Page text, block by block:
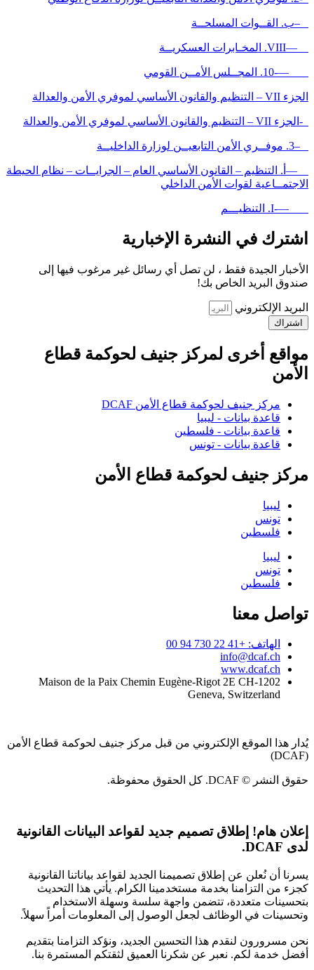
–ب. القــوات المسلحــة
—VIII. المخـابرات العسكريــة
—-10. المجــلس الأمــن القومي
الجزء VII – التنظيم والقانون الأساسي لموفري الأمن والعدالة
-الجزء VII – التنظيم والقانون الأساسي لموفري الأمن والعدالة
–3. موفــري الأمن التابعيــن لوزارة الداخليــة
—أ. التنظيم – القانون الأساسي العام – الجرايــات – نظام الحيطة
الاجتمــاعية لقوات الأمن الداخلي
—-I. التنظيـــم
اشترك في النشرة الإخبارية
الأخبار الجيدة فقط ، لن تصل أي رسائل غير مرغوب فيها إلى
صندوق البريد الخاص بك!
البريد الإلكتروني
اشتراك
مواقع أخرى لمركز جنيف لحوكمة قطاع
الأمن
مركز جنيف لحوكمة قطاع الأمن DCAF
قاعدة بيانات - ليبيا
قاعدة بيانات - فلسطين
قاعدة بيانات - تونس
مركز جنيف لحوكمة قطاع الأمن
ليبيا
تونس
فلسطين
ليبيا
تونس
فلسطين
تواصل معنا
الهاتف: +41 22 730 94 00
info@dcaf.ch
www.dcaf.ch
Maison de la Paix Chemin Eugène-Rigot 2E CH-1202
Geneva, Switzerland
يُدار هذا الموقع الإلكتروني من قبل مركز جنيف لحوكمة قطاع الأمن
(DCAF)
حقوق النشر © DCAF. كل الحقوق محفوظة.
إعلان هام! إطلاق تصميم جديد لقواعد البيانات القانونية
لدى DCAF.
يسرنا أن نُعلن عن إطلاق تصميمنا الجديد لقواعد بياناتنا القانونية
كجزء من التزامنا بخدمة مستخدمينا الكرام. يأتي هذا التحديث
بتحسينات متعددة، تتضمن واجهة سلسة وسهلة الاستخدام
وتحسينات في الوظائف لجعل الوصول إلى المعلومات أمراً سهلاً.
نحن مسرورون لنقدم هذا التحسين الجديد، ونؤكد التزامنا بتقديم
أفضل خدمة لكم. نعبر عن شكرنا العميق لثقتكم المستمرة بنا.